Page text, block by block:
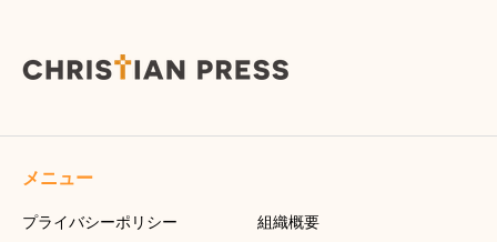
メニュー
プライバシーポリシー 組織概要